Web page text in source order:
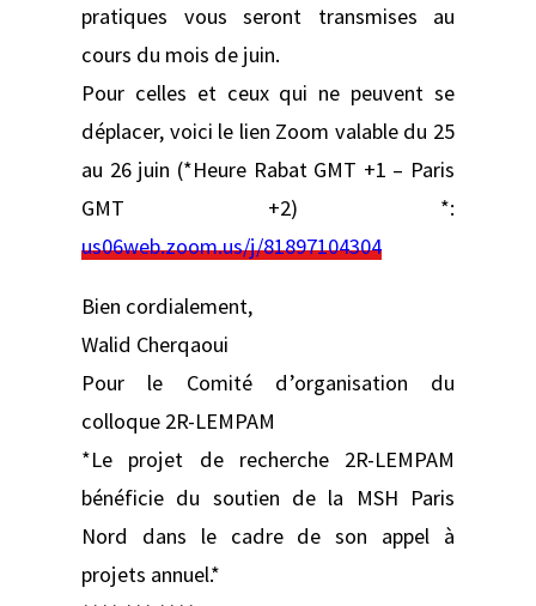
pratiques vous seront transmises au
cours du mois de juin.
Pour celles et ceux qui ne peuvent se
déplacer, voici le lien Zoom valable du 25
au 26 juin (*Heure Rabat GMT +1 – Paris
GMT +2) *:
us06web.zoom.us/j/81897104304
Bien cordialement,
Walid Cherqaoui
Pour le Comité d’organisation du
colloque 2R-LEMPAM
*Le projet de recherche 2R-LEMPAM
bénéficie du soutien de la MSH Paris
Nord dans le cadre de son appel à
projets annuel.*